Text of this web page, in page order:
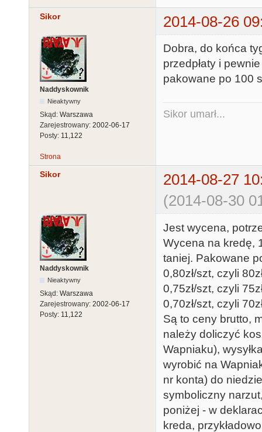
Sikor 2014-08-26
Naddyskownik
Nieaktywny
Skąd: Warszawa
Zarejestrowany: 2002-06-17
Posty: 11,122
Dobra, do końca
przedpłaty i
pakowane po 100
Sikor umarł...
Strona
Sikor
2014-08-27
(2014-08-30
Naddyskownik
Nieaktywny
Skąd: Warszawa
Zarejestrowany: 2002-06-17
Posty: 11,122
Jest wycena,
Wycena na kredę,
taniej. Pakowane
0,80zł/szt, czyli
0,75zł/szt, czyli
0,70zł/szt, czyli
Są to ceny brutto,
należy doliczyć
Wapniaku),
wyrobić na
nr konta) do
symboliczny
poniżej - w
kreda,